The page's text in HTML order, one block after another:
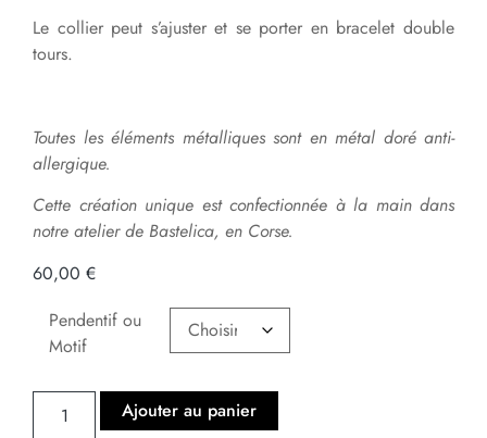
Le collier peut s’ajuster et se porter en bracelet double
tours.
Toutes les éléments métalliques sont en métal doré anti-
allergique.
Cette création unique est confectionnée à la main dans
notre atelier de Bastelica, en Corse.
60,00 €
Pendentif ou
Motif
Ajouter au panier